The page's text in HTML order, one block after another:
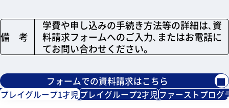
備 考
学費や申し込みの手続き方法等の詳細は､資
料請求フォームへのご入力､またはお電話に
てお問い合わせください。
フォームでの資料請求はこちら
プレイグループ1才児プレイグループ2才児ファーストプログ